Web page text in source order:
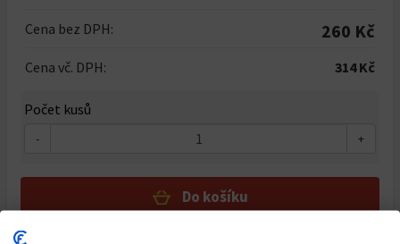
Cena bez DPH: 260 Kč
Cena vč. DPH: 314 Kč
Počet kusů
- +
Do košíku
Dostupnost: Skladem